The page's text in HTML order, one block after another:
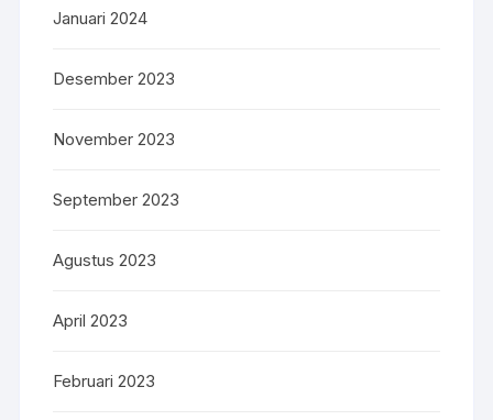
Januari 2024
Desember 2023
November 2023
September 2023
Agustus 2023
April 2023
Februari 2023